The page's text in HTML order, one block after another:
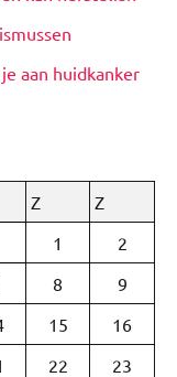
aan huidkanker
Z
Z
1
2
8
9
15
16
22 23